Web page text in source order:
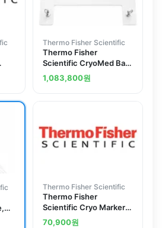
Thermo Fisher Scientific
Thermo Fisher
Scientific CryoMed Bag
Freezing Presses
1,083,800원
Thermo Fisher Scientific
Thermo Fisher
Scientific Cryo Marker
Pen Set, multi-color
70,900원